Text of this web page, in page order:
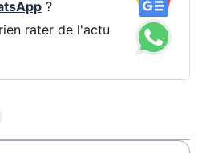
?
rater de l'actu